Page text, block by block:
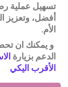
تسهيل عملية
أفضل، وتعزيز
الأم.
و يمكنك ان
الدعم بزيارة
الأقرب اليكي